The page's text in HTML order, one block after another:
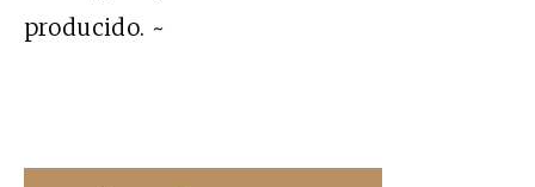
producido. ~